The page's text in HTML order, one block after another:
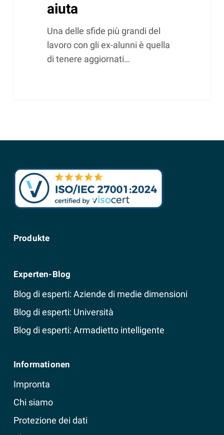
aiuta
Una delle sfide più grandi del
lavoro con gli ex-alunni è quella
di tenere aggiornati…
Produkte
Experten-Blog
Blog di esperti: Aziende di medie dimensioni
Blog di esperti: Università
Blog di esperti: Armadietto intelligente
Informationen
Impronta
Chi siamo
Protezione dei dati